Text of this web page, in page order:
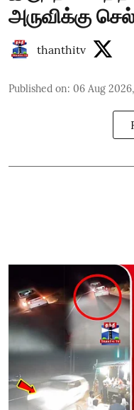
அருவிக்கு
thanthitv
Published on: 06 Aug